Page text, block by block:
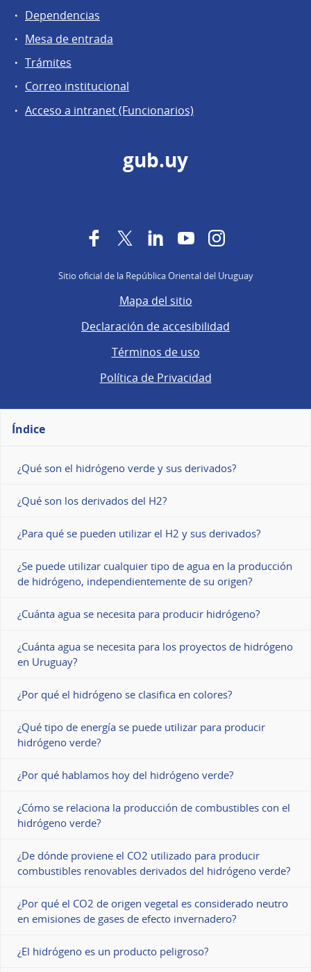
Dependencias
Mesa de entrada
Trámites
Correo institucional
Acceso a intranet (Funcionarios)
gub.uy
FacebookTwitter LinkedInYouTubeInstagram
Sitio oficial de la República Oriental del Uruguay
Mapa del sitio
Declaración de accesibilidad
Términos de uso
Política de Privacidad
Índice
¿Qué son el hidrógeno verde y sus derivados?
¿Qué son los derivados del H2?
¿Para qué se pueden utilizar el H2 y sus derivados?
¿Se puede utilizar cualquier tipo de agua en la producción
de hidrógeno, independientemente de su origen?
¿Cuánta agua se necesita para producir hidrógeno?
¿Cuánta agua se necesita para los proyectos de hidrógeno
en Uruguay?
¿Por qué el hidrógeno se clasifica en colores?
¿Qué tipo de energía se puede utilizar para producir
hidrógeno verde?
¿Por qué hablamos hoy del hidrógeno verde?
¿Cómo se relaciona la producción de combustibles con el
hidrógeno verde?
¿De dónde proviene el CO2 utilizado para producir
combustibles renovables derivados del hidrógeno verde?
¿Por qué el CO2 de origen vegetal es considerado neutro
en emisiones de gases de efecto invernadero?
¿El hidrógeno es un producto peligroso?